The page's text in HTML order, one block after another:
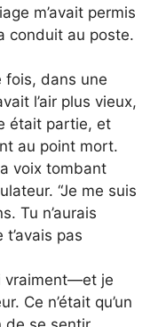
m’avait permis
conduit au poste.
fois, dans une
l’air plus vieux,
était partie, et
au point mort.
voix tombant
“Je me suis
Tu n’aurais
pas
vraiment—et je
Ce n’était qu’un